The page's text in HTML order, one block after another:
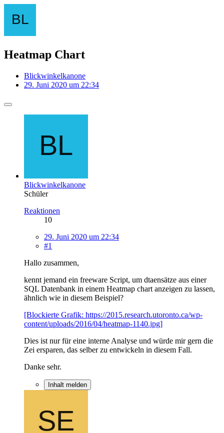
Heatmap Chart
Blickwinkelkanone
29. Juni 2020 um 22:34
Blickwinkelkanone
Schüler
Reaktionen
10
29. Juni 2020 um 22:34
#1
Hallo zusammen,
kennt jemand ein freeware Script, um dtaensätze aus einer
SQL Datenbank in einem Heatmap chart anzeigen zu lassen,
ähnlich wie in diesem Beispiel?
[Blockierte Grafik: https://2015.research.utoronto.ca/wp-
content/uploads/2016/04/heatmap-1140.jpg]
Dies ist nur für eine interne Analyse und würde mir gern die
Zei ersparen, das selber zu entwickeln in diesem Fall.
Danke sehr.
Inhalt melden